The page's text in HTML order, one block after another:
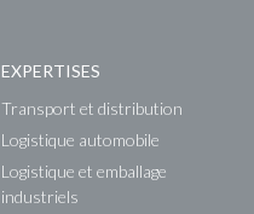
EXPERTISES
Transport et distribution
Logistique automobile
Logistique et emballage
industriels